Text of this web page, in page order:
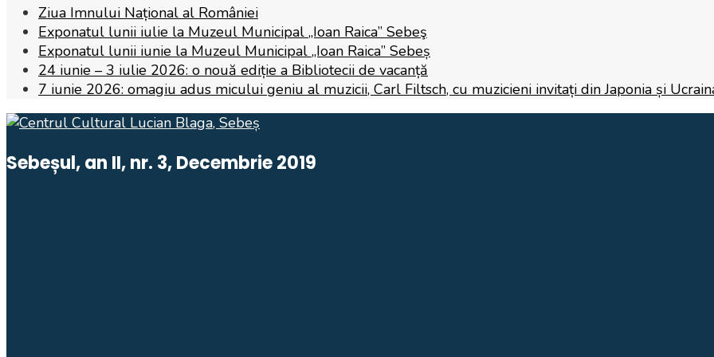
Ziua Imnului Național al României
Exponatul lunii iulie la Muzeul Municipal „Ioan Raica” Sebeş
Exponatul lunii iunie la Muzeul Municipal „Ioan Raica” Sebeș
24 iunie – 3 iulie 2026: o nouă ediție a Bibliotecii de vacanță
7 iunie 2026: omagiu adus micului geniu al muzicii, Carl Filtsch, cu muzicieni invitați din Japonia și
Sebeșul, an II, nr. 3, Decembrie 2019